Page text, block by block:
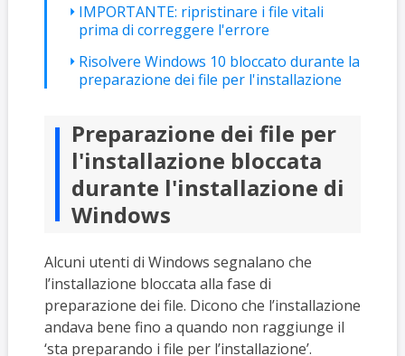
IMPORTANTE: ripristinare i file vitali
prima di correggere l'errore
Risolvere Windows 10 bloccato durante la
preparazione dei file per l'installazione
Preparazione dei file per
l'installazione bloccata
durante l'installazione di
Windows
Alcuni utenti di Windows segnalano che
l’installazione bloccata alla fase di
preparazione dei file. Dicono che l’installazione
andava bene fino a quando non raggiunge il
‘sta preparando i file per l’installazione’.